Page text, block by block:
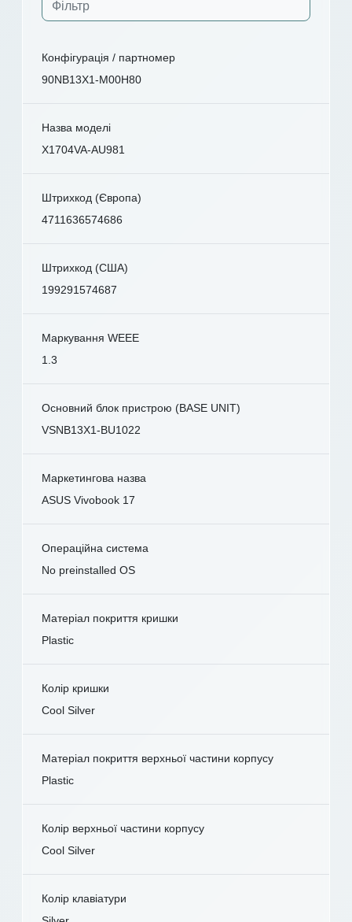
Конфігурація / партномер
90NB13X1-M00H80
Назва моделі
X1704VA-AU981
Штрихкод (Європа)
4711636574686
Штрихкод (США)
199291574687
Маркування WEEE
1.3
Основний блок пристрою (BASE UNIT)
VSNB13X1-BU1022
Маркетингова назва
ASUS Vivobook 17
Операційна система
No preinstalled OS
Матеріал покриття кришки
Plastic
Колір кришки
Cool Silver
Матеріал покриття верхньої частини корпусу
Plastic
Колір верхньої частини корпусу
Cool Silver
Колір клавіатури